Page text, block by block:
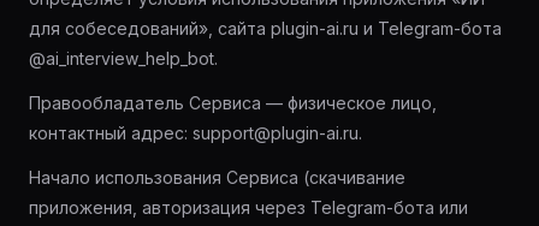
для собеседований», сайта plugin-ai.ru и Telegram-бота
@ai_interview_help_bot.
Правообладатель Сервиса — физическое лицо,
контактный адрес: support@plugin-ai.ru.
Начало использования Сервиса (скачивание
приложения, авторизация через Telegram-бота или